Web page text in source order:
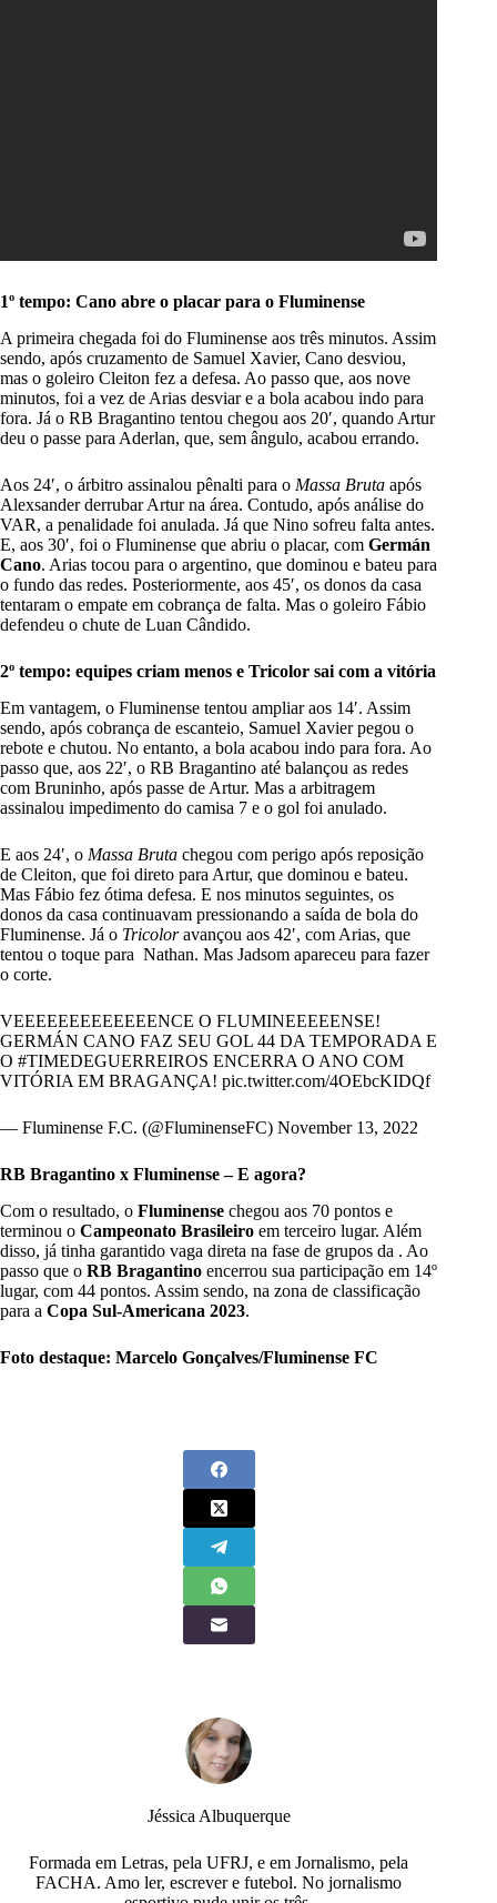
1º tempo: Cano abre o placar para o Fluminense
A primeira chegada foi do Fluminense aos três minutos. Assim
sendo, após cruzamento de Samuel Xavier, Cano desviou,
mas o goleiro Cleiton fez a defesa. Ao passo que, aos nove
minutos, foi a vez de Arias desviar e a bola acabou indo para
fora. Já o RB Bragantino tentou chegou aos 20′, quando Artur
deu o passe para Aderlan, que, sem ângulo, acabou errando.
Aos 24′, o árbitro assinalou pênalti para o Massa Bruta após
Alexsander derrubar Artur na área. Contudo, após análise do
VAR, a penalidade foi anulada. Já que Nino sofreu falta antes.
E, aos 30′, foi o Fluminense que abriu o placar, com Germán
Cano. Arias tocou para o argentino, que dominou e bateu para
o fundo das redes. Posteriormente, aos 45′, os donos da casa
tentaram o empate em cobrança de falta. Mas o goleiro Fábio
defendeu o chute de Luan Cândido.
2º tempo: equipes criam menos e Tricolor sai com a vitória
Em vantagem, o Fluminense tentou ampliar aos 14′. Assim
sendo, após cobrança de escanteio, Samuel Xavier pegou o
rebote e chutou. No entanto, a bola acabou indo para fora. Ao
passo que, aos 22′, o RB Bragantino até balançou as redes
com Bruninho, após passe de Artur. Mas a arbitragem
assinalou impedimento do camisa 7 e o gol foi anulado.
E aos 24′, o Massa Bruta chegou com perigo após reposição
de Cleiton, que foi direto para Artur, que dominou e bateu.
Mas Fábio fez ótima defesa. E nos minutos seguintes, os
donos da casa continuavam pressionando a saída de bola do
Fluminense. Já o Tricoloravançou aos 42′, com Arias, que
tentou o toque para Nathan. Mas Jadsom apareceu para fazer
o corte.
VEEEEEEEEEEEEENCE O FLUMINEEEEENSE!
GERMÁN CANO FAZ SEU GOL 44 DA TEMPORADA E
O #TIMEDEGUERREIROS ENCERRA O ANO COM
VITÓRIA EM BRAGANÇA! pic.twitter.com/4OEbcKIDQf
— Fluminense F.C. (@FluminenseFC) November 13, 2022
RB Bragantino x Fluminense – E agora?
Com o resultado, o Fluminense chegou aos 70 pontos e
terminou o Campeonato Brasileiro em terceiro lugar. Além
disso, já tinha garantido vaga direta na fase de grupos da . Ao
passo que o RB Bragantino encerrou sua participação em 14º
lugar, com 44 pontos. Assim sendo, na zona de classificação
para a Copa Sul-Americana 2023.
Foto destaque: Marcelo Gonçalves/Fluminense FC
Jéssica Albuquerque
Formada em Letras, pela UFRJ, e em Jornalismo, pela
FACHA. Amo ler, escrever e futebol. No jornalismo